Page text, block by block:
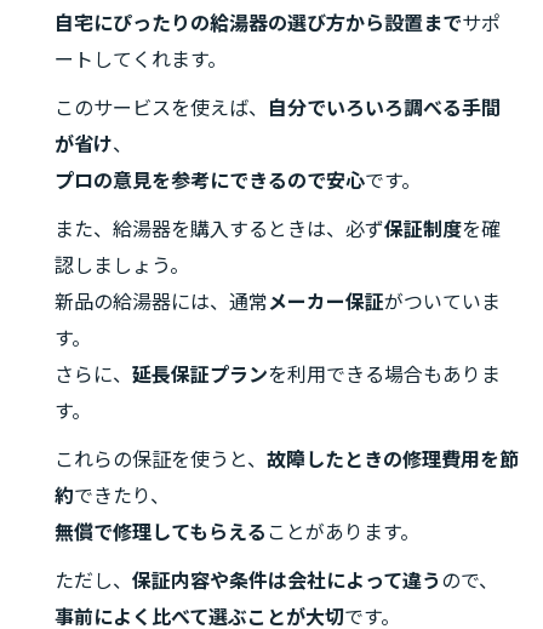
自宅にぴったりの給湯器の選び方から設置までサポ
ートしてくれます。
このサービスを使えば、
自分でいろいろ調べる手間
が省け、
プロの意見を参考にできるので安心です。
また、給湯器を購入するときは、必ず保証制度を確
認しましょう。
新品の給湯器には、通常メーカー保証がついていま
す。
さらに、 延長保証プランを利用できる場合もありま
す。
これらの保証を使うと、 故障したときの修理費用を節
約できたり、
無償で修理してもらえる ことがあります。
ただし、 保証内容や条件は会社によって違う ので、
事前によく比べて選ぶことが大切です。